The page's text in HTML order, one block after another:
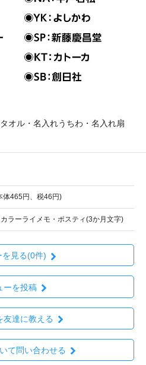
オル・名入れうちわ・名入れ扇
体465円、税46円)
ラーライメモ・ポスティ(3か月文字)
を見る(0件)
ーを投稿
友達に教える
て問い合わせる